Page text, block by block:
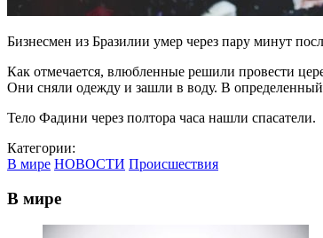
Бизнесмен из Бразилии умер через пару минут
Как отмечается, влюбленные решили провести
Они сняли одежду и зашли в воду. В
Тело Фадини через полтора часа нашли спасатели.
Категории:
В мире НОВОСТИ Происшествия
В мире